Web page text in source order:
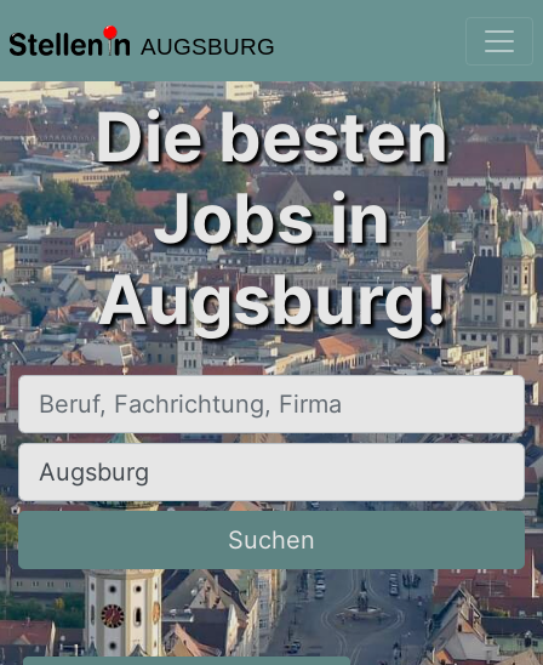
AUGSBURG
Die besten
Jobs in
Augsburg!
Beruf, Fachrichtung, Firma
Ort, Stadt
Suchen